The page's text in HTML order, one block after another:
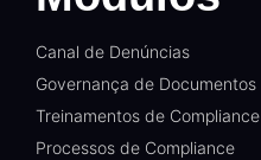
Canal de Denúncias
Governança de Documentos
Treinamentos de Compliance
Processos de Compliance